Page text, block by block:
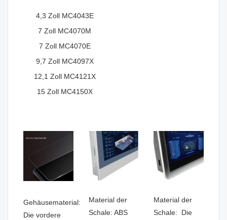
4,3 Zoll MC4043E
7 Zoll MC4070M
7 Zoll MC4070E
9,7 Zoll MC4097X
12,1 Zoll MC4121X
15 Zoll MC4150X
Gehäusematerial:
Die vordere
Material der
Schale: ABS
Material der
Schale: Die